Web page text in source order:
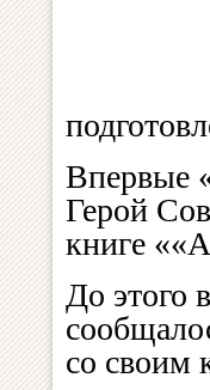
Впервые
Герой
книге
До этого
со своим